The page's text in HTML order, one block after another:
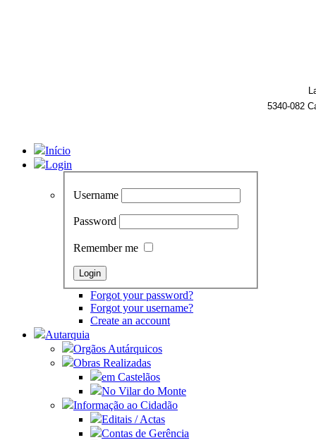
5340-082
Início
Login
Username
Password
Remember me
Forgot your password?
Forgot your username?
Create an account
Autarquia
Orgãos Autárquicos
Obras Realizadas
em Castelãos
No Vilar do Monte
Informação ao Cidadão
Editais / Actas
Contas de Gerência